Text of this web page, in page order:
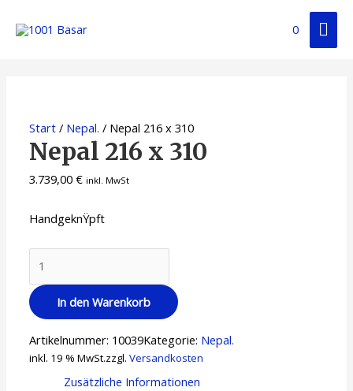
0
Start / Nepal. / Nepal 216 x 310
Nepal 216 x 310
3.739,00€ inkl. MwSt
HandgeknŸpft
In den Warenkorb
Artikelnummer: 10039Kategorie: Nepal.
inkl. 19 % MwSt.zzgl.Versandkosten
Zusätzliche Informationen